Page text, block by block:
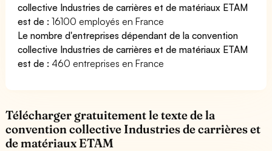
collective Industries de carrières et de matériaux ETAM
est de :16100 employés en France
Le nombre d'entreprises dépendant de la convention
collective Industries de carrières et de matériaux ETAM
est de : 460 entreprises en France
Télécharger gratuitement le texte de la
convention collective Industries de carrières et
de matériaux ETAM